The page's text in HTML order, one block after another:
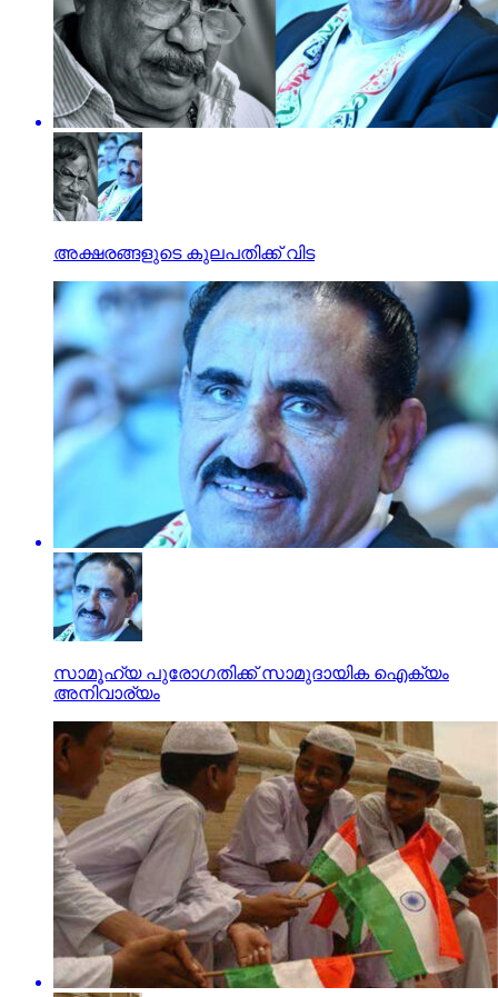
അക്ഷരങ്ങളുടെ കുലപതിക്ക് വിട
സാമൂഹ്യ പുരോഗതിക്ക് സാമുദായിക ഐക്യം
അനിവാര്യം